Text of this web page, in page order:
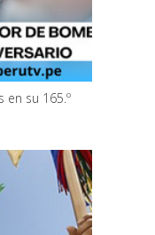
su 165.º